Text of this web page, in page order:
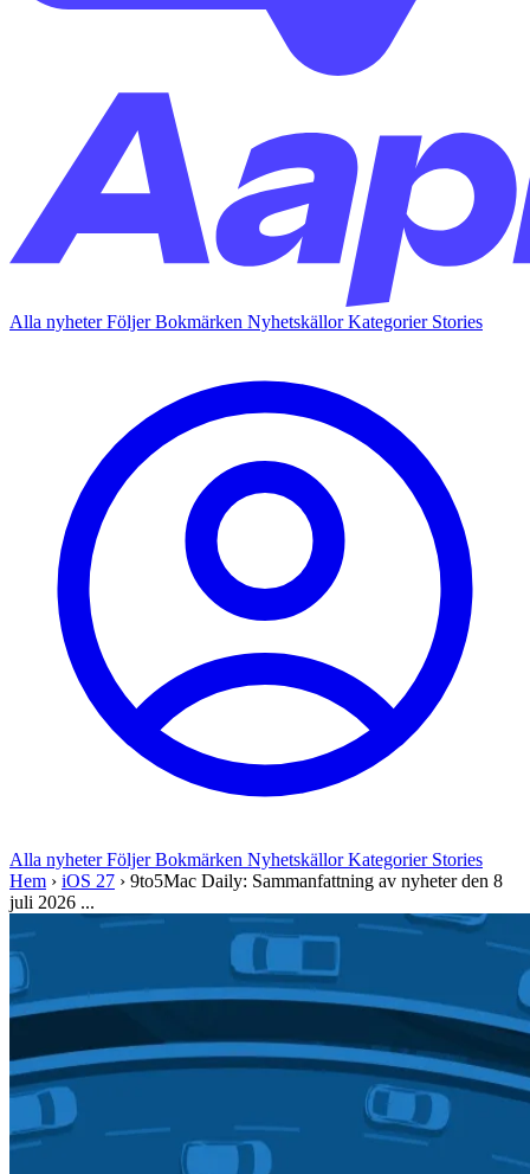
Alla nyheterFöljerBokmärken NyhetskällorKategorier Stories
Alla nyheterFöljerBokmärken NyhetskällorKategorier Stories
Hem › iOS 27 › 9to5Mac Daily: Sammanfattning av nyheter den 8
juli 2026 ...